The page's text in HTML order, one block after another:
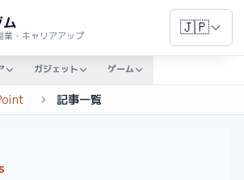
業・キャリアアップ 🇯🇵
ガジェット ゲーム
記事一覧